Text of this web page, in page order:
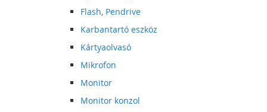
Flash, Pendrive
Karbantartó eszköz
Kártyaolvasó
Mikrofon
Monitor
Monitor konzol